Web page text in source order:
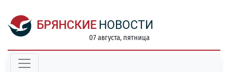
БРЯНСКИЕ НОВОСТИ
07 августа, пятница